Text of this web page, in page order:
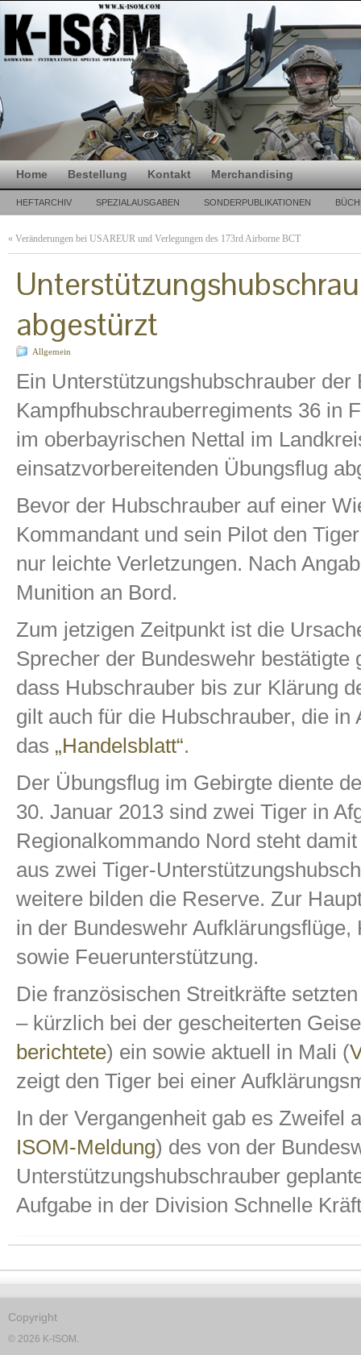
Home Bestellung Kontakt Merchandising
HEFTARCHIV SPEZIALAUSGABEN SONDERPUBLIKATIONEN
« Veränderungen bei USAREUR und Verlegungen des 173rd Airborne BCT
abgestürzt
Allgemein
Ein Unterstützungshubschrauber der
Kampfhubschrauberregiments 36 in
im oberbayrischen Nettal im
einsatzvorbereitenden Übungsflug
Bevor der Hubschrauber auf einer
Kommandant und sein Pilot den
nur leichte Verletzungen. Nach
Munition an Bord.
Zum jetzigen Zeitpunkt ist die
Sprecher der Bundeswehr bestätigte
dass Hubschrauber bis zur Klärung
gilt auch für die Hubschrauber, die
das „Handelsblatt“.
Der Übungsflug im Gebirgte diente
30. Januar 2013 sind zwei Tiger in
Regionalkommando Nord steht
aus zwei Tiger-
weitere bilden die Reserve. Zur
in der Bundeswehr
sowie Feuerunterstützung.
Die französischen Streitkräfte
– kürzlich bei der gescheiterten
berichtete) ein sowie aktuell in Mali (
zeigt den Tiger bei einer
In der Vergangenheit gab es
ISOM-Meldung) des von der
Unterstützungshubschrauber
Aufgabe in der Division Schnelle
Copyright
© 2026 K-ISOM.